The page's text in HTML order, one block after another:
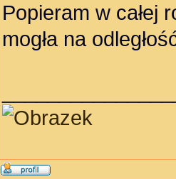
Popieram w całej
mogła na